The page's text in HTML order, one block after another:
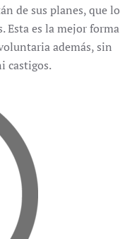
de sus planes, que lo
Esta es la mejor forma
además, sin
castigos.